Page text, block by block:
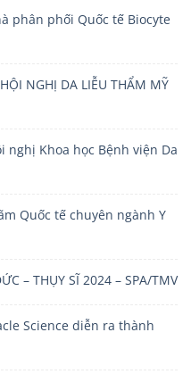
phân phối Quốc tế Biocyte
NGHỊ DA LIỄU THẨM MỸ
nghị Khoa học Bệnh viện Da
Quốc tế chuyên ngành Y
– THỤY SĨ 2024 – SPA/TMV
Science diễn ra thành